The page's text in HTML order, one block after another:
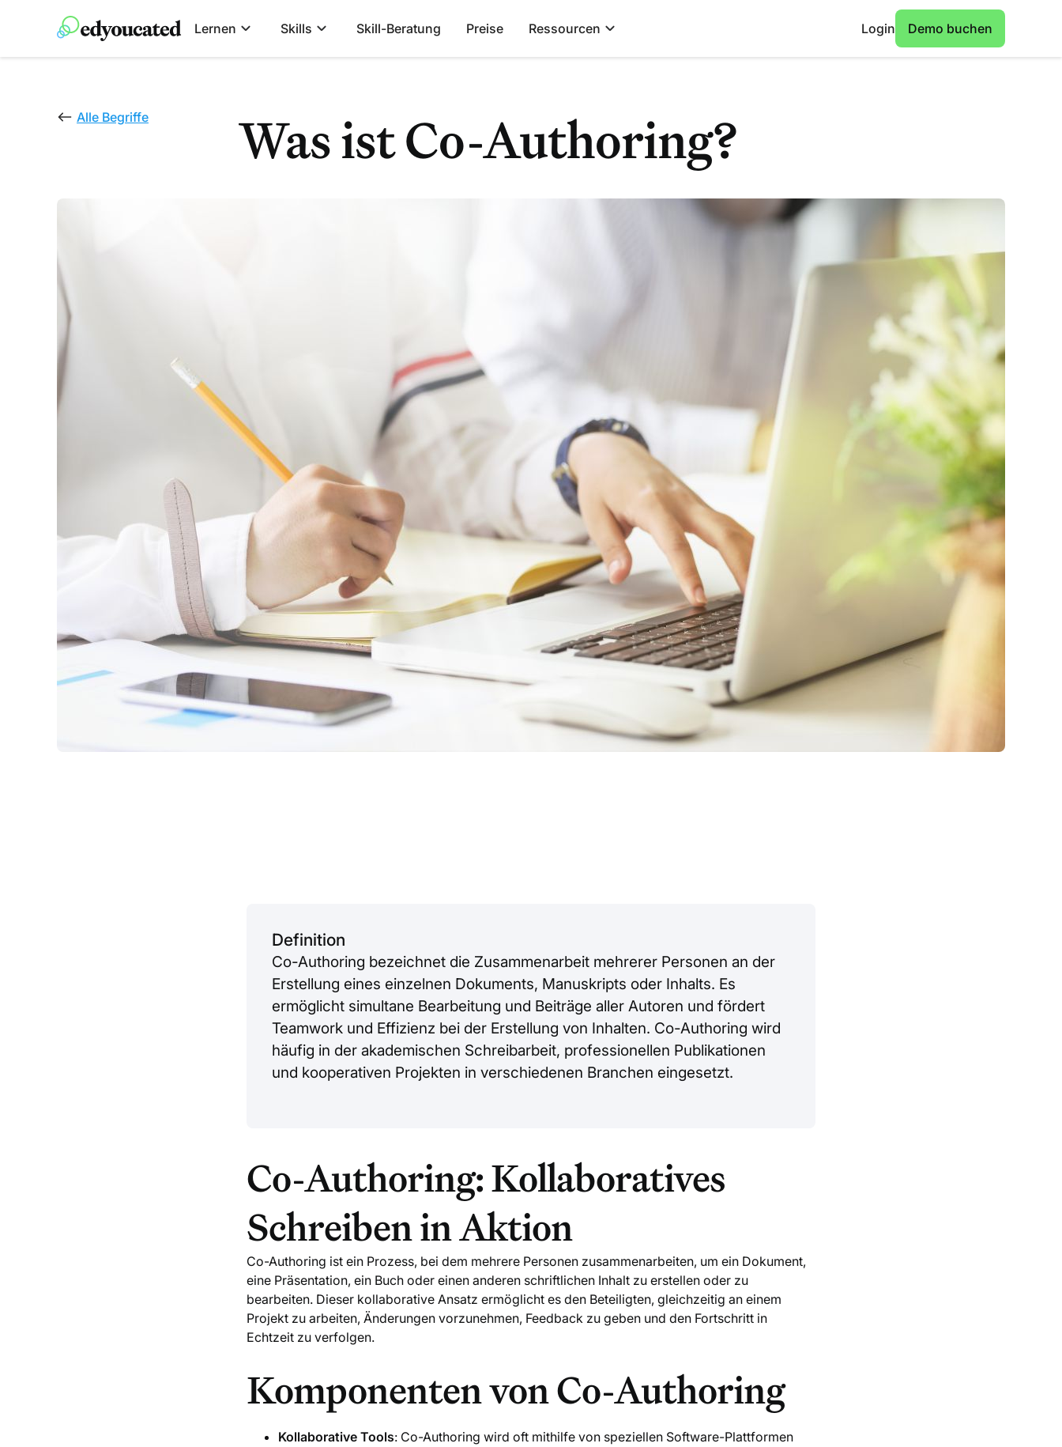
Lernen Skills Skill-Beratung Preise Ressourcen Login Demo buchen
Alle Begriffe Was ist Co-Authoring?
Definition
Co-Authoring bezeichnet die Zusammenarbeit mehrerer Personen an der
Erstellung eines einzelnen Dokuments, Manuskripts oder Inhalts. Es
ermöglicht simultane Bearbeitung und Beiträge aller Autoren und fördert
Teamwork und Effizienz bei der Erstellung von Inhalten. Co-Authoring wird
häufig in der akademischen Schreibarbeit, professionellen Publikationen
und kooperativen Projekten in verschiedenen Branchen eingesetzt.
Co-Authoring: Kollaboratives
Schreiben in Aktion
Co-Authoring ist ein Prozess, bei dem mehrere Personen zusammenarbeiten, um ein Dokument,
eine Präsentation, ein Buch oder einen anderen schriftlichen Inhalt zu erstellen oder zu
bearbeiten. Dieser kollaborative Ansatz ermöglicht es den Beteiligten, gleichzeitig an einem
Projekt zu arbeiten, Änderungen vorzunehmen, Feedback zu geben und den Fortschritt in
Echtzeit zu verfolgen.
Komponenten von Co-Authoring
Kollaborative Tools: Co-Authoring wird oft mithilfe von speziellen Software-Plattformen